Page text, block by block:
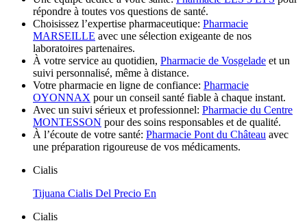
répondre à toutes vos questions de santé.
Choisissez l’expertise pharmaceutique: Pharmacie
MARSEILLE avec une sélection exigeante de nos
laboratoires partenaires.
À votre service au quotidien, Pharmacie de Vosgelade et un
suivi personnalisé, même à distance.
Votre pharmacie en ligne de confiance: Pharmacie
OYONNAX pour un conseil santé fiable à chaque instant.
Avec un suivi sérieux et professionnel: Pharmacie du Centre
MONTESSON pour des soins responsables et de qualité.
À l’écoute de votre santé: Pharmacie Pont du Château avec
une préparation rigoureuse de vos médicaments.
Cialis
Tijuana Cialis Del Precio En
Cialis